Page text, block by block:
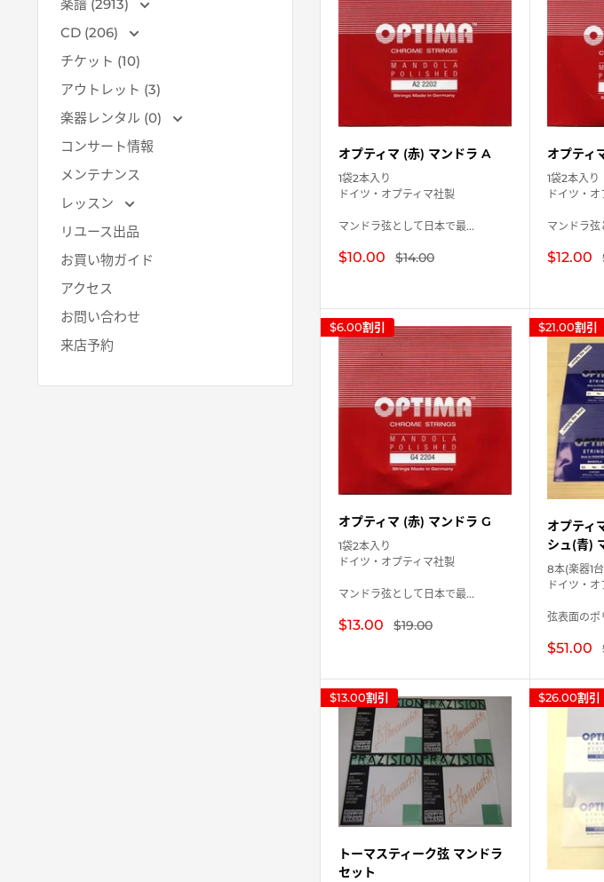
楽譜 (2913)
CD (206)
チケット (10)
アウトレット (3)
楽器レンタル (0)
コンサート情報
メンテナンス
レッスン
リユース出品
お買い物ガイド
アクセス
お問い合わせ
来店予約
オプティマ (赤) マンドラ A
1袋2本入り
ドイツ・オプティマ社製
マンドラ弦として日本で最...
販
$10.00 通
常
$14.00
オプティ
1袋2本入り
ドイツ・
マンドラ弦
販
$12.00
$6.00割引
オプティマ (赤) マンドラ G
1袋2本入り
ドイツ・オプティマ社製
マンドラ弦として日本で最...
販
$13.00 通
常
$19.00
$21.00割引
オプティ
シュ(青)
8本(楽器1
ドイツ・
弦表面のポ
販
価
格
$51.00
$13.00割引
トーマスティーク弦 マンドラ
セット
$26.00割引